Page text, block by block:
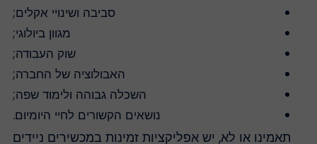
סביבה ושינויי אקלים;
מגוון ביולוגי;
שוק העבודה;
האבולוציה של החברה;
השכלה גבוהה ולימוד שפה;
נושאים הקשורים לחיי היומיום.
תאמינו או לא, יש אפליקציות זמינות במכשירים ניידים